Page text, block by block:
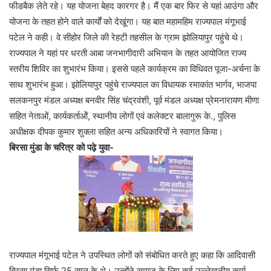
फीडबैक लेते रहे। यह योजना बेहद कारगर है। मैं एक बार फिर से यहां आउंगा और
योजना के तहत होने वाले कार्यों को देखूंगा। यह बात महामहिम राज्यपाल मंगूभाई
पटेल ने कही। वे सीहोर जिले की रेहटी तहसील के ग्राम झोलियापुर पहुंचे थे।
राज्यपाल ने यहां पर धरती आबा जनभागीदारी अभियान के तहत आयोजित राज्य
स्तरीय शिविर का शुभारंभ किया। इससे पहले कार्यक्रम का विधिवत पूजा-अर्चना के
साथ शुभारंभ हुआ। झोलियापुर पहुंचे राज्यपाल का विधायक रमाकांत भार्गव, भाजपा
सलकनपुर मंडल अध्यक्ष बनवीर सिंह चंद्रवंशी, पूर्व मंडल अध्यक्ष प्रेमनारायण मीणा
सहित नेताओं, कार्यकर्ताओें, स्थानीय लोगों एवं कलेक्टर बालागुरू के., पुलिस
अधीक्षक दीपक कुमार शुक्ला सहित अन्य अधिकारियों ने स्वागत किया।
बिरसा मुंडा के चरित्र को पढ़े युवा-
राज्यपाल मंगूभाई पटेल ने उपस्थित लोगों को संबोधित करते हुए कहा कि आदिवासी